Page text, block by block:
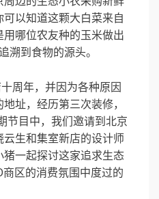
以知道这颗大白菜来自
哪位农友种的玉米做出
溯到食物的源头。
周年，并因为各种原因
址，经历第三次装修，
节目中，我们邀请到北京
生和集室新店的设计师
一起探讨这家追求生态
区的消费氛围中度过的